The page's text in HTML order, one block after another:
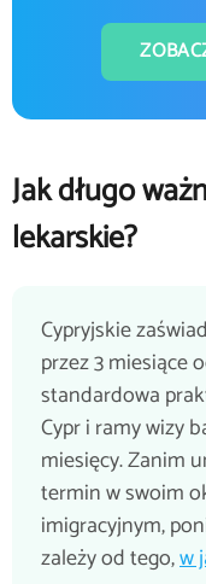
Jak długo
lekarskie?
Cypryjskie
przez 3 miesiące
standardowa
Cypr i ramy wizy
miesięcy. Zanim
termin w swoim
imigracyjnym,
zależy od tego,w